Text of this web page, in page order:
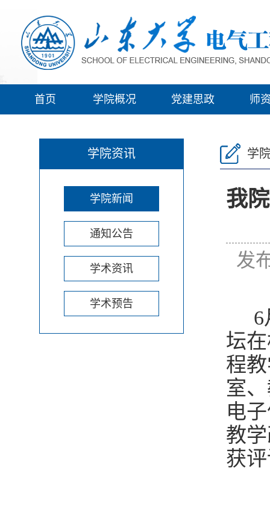
首页 学院概况 党建思政 师
学院资讯
学院新闻
通知公告
学术资讯
学术预告
学
我
发
6
坛
程
室
电
教
获